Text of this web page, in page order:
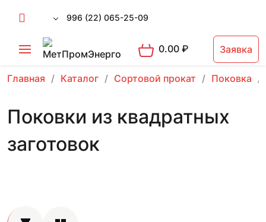
996 (22) 065-25-09
0.00₽ Заявка
Главная Каталог Сортовой прокат Поковка
Поковки из квадратных
заготовок